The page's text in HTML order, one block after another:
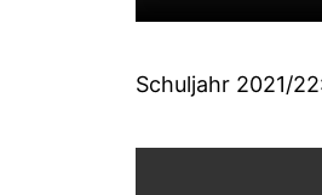
Schuljahr 2021/